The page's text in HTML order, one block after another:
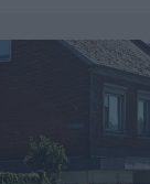
Vesterbølle
vision om en
bolig
i mange
der er